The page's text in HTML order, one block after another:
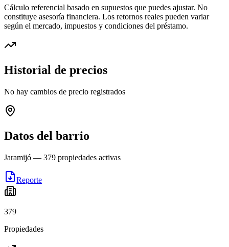
Cálculo referencial basado en supuestos que puedes ajustar. No
constituye asesoría financiera. Los retornos reales pueden variar
según el mercado, impuestos y condiciones del préstamo.
Historial de precios
No hay cambios de precio registrados
Datos del barrio
Jaramijó — 379 propiedades activas
Reporte
379
Propiedades